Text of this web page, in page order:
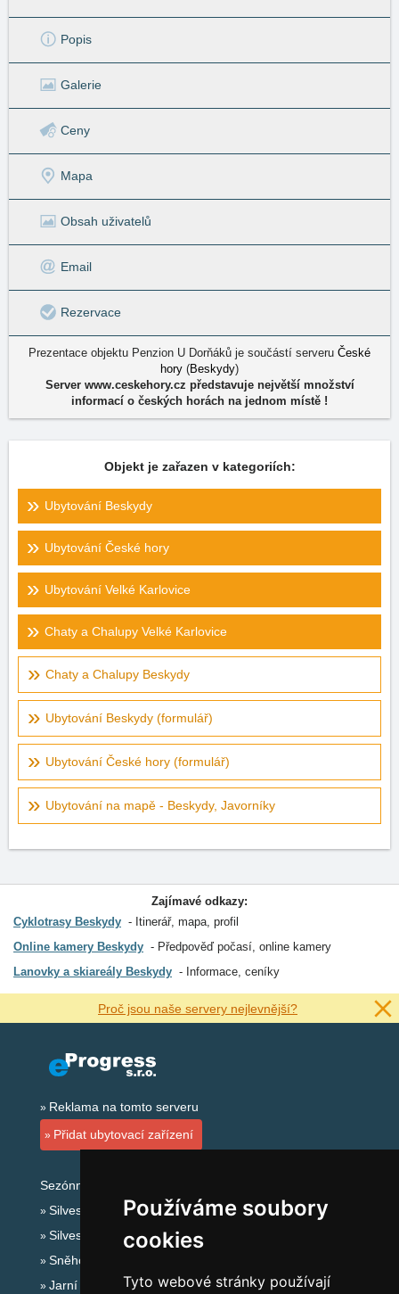
Používáme soubory
cookies
Tyto webové stránky používají
Popis
Galerie
Ceny
Mapa
Obsah uživatelů
Email
Rezervace
Prezentace objektu Penzion U Dorňáků je součástí serveru České
hory (Beskydy)
Server www.ceskehory.cz představuje největší množství
informací o českých horách na jednom místě !
Objekt je zařazen v kategoriích:
Ubytování Beskydy
Ubytování České hory
Ubytování Velké Karlovice
Chaty a Chalupy Velké Karlovice
Chaty a Chalupy Beskydy
Ubytování Beskydy (formulář)
Ubytování České hory (formulář)
Ubytování na mapě - Beskydy, Javorníky
Zajímavé odkazy:
Cyklotrasy Beskydy
Itinerář, mapa, profil
Online kamery Beskydy
Předpověď počasí, online kamery
Lanovky a skiareály Beskydy
Informace, ceníky
Proč jsou naše servery nejlevnější?
Reklama na tomto serveru
Přidat ubytovací zařízení
Sezónní odkazy:
Silvester Beskydy
Silvestr na horách 2025/26
Sněhové zpravodajství
Jarní prázdniny 2027